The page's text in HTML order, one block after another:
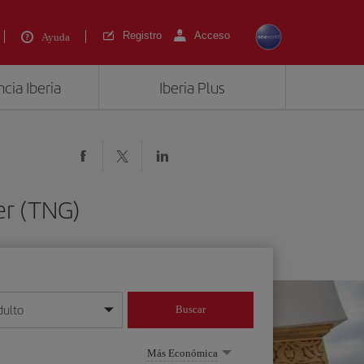
Ayuda Registro Acceso
Iberia Iberia Plus
(TNG)
mes/año
Buscar
Más Económica